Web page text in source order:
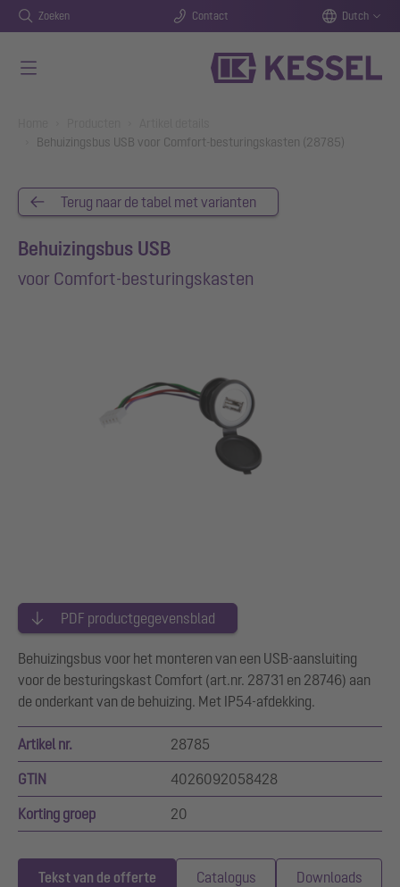
Zoeken Contact Dutch
Behuizingsbus USB voor Comfort-besturingskasten (28785)
Terug naar de tabel met varianten
Behuizingsbus USB
voor Comfort-besturingskasten
PDF productgegevensblad
Behuizingsbus voor het monteren van een USB-aansluiting
voor de besturingskast Comfort (art.nr. 28731 en 28746) aan
de onderkant van de behuizing. Met IP54-afdekking.
Artikel nr. 28785
GTIN 4026092058428
Korting groep 20
Tekst van de offerte Catalogus Downloads